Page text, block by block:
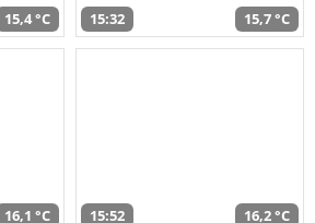
15,4 °C 15:32 15,7 °C
16,1 °C 15:52 16,2 °C